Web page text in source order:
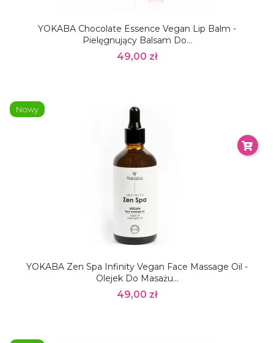
YOKABA Chocolate Essence Vegan Lip Balm -
Pielęgnujący Balsam Do...
49,00 zł
YOKABA Zen Spa Infinity Vegan Face Massage Oil -
Olejek Do Masażu...
49,00 zł
Nowy